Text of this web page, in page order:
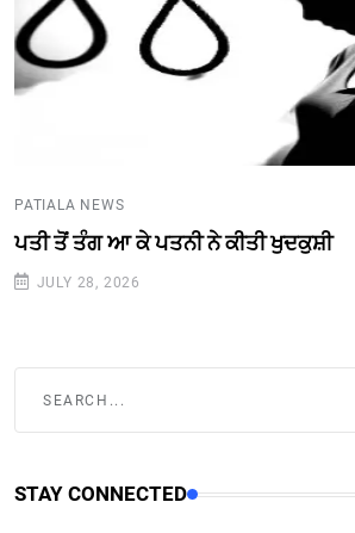
PATIALA NEWS
ਪਤੀ ਤੋਂ ਤੰਗ ਆ ਕੇ ਪਤਨੀ ਨੇ ਕੀਤੀ ਖੁਦਕੁਸ਼ੀ
JULY 28, 2026
STAY CONNECTED